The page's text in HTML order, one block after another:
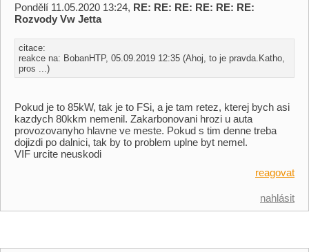
Pondělí 11.05.2020 13:24, RE: RE: RE: RE: RE: RE:
Rozvody Vw Jetta
citace:
reakce na: BobanHTP, 05.09.2019 12:35 (Ahoj, to je pravda.Katho,
pros ...)
Pokud je to 85kW, tak je to FSi, a je tam retez, kterej bych asi
kazdych 80kkm nemenil. Zakarbonovani hrozi u auta
provozovanyho hlavne ve meste. Pokud s tim denne treba
dojizdi po dalnici, tak by to problem uplne byt nemel.
VIF urcite neuskodi
reagovat
nahlásit